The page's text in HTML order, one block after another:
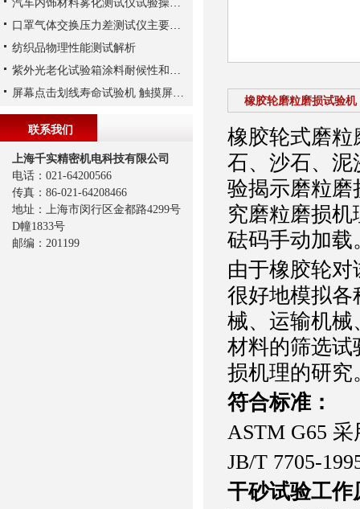
橡胶轮磨粒磨损试验
橡胶轮式磨粒
石、沙石、泥
验揭示磨粒磨
究磨粒磨损
砝码手动加载
由于橡胶轮
很好地模拟各
械、运输机械
材料的筛选试
损机理的研究
符合标准：
ASTM G65
JB/T 7705-
干砂试验工作
汽车内饰材料雾化测试仪试验操作步骤
口罩气体交换压力差测试仪主要特点
纺织品物理性能测试解析
紫外光老化试验箱涂料耐候性和耐光性试验方式
屏幕点击划线寿命试验机 触摸屏表面抗损伤耐久性测试
联系我们
上海千实精密机电科技有限公司
电话：021-64200566
传真：86-021-64208466
地址：上海市闵行区金都路4299号
D幢1833号
邮编：201199